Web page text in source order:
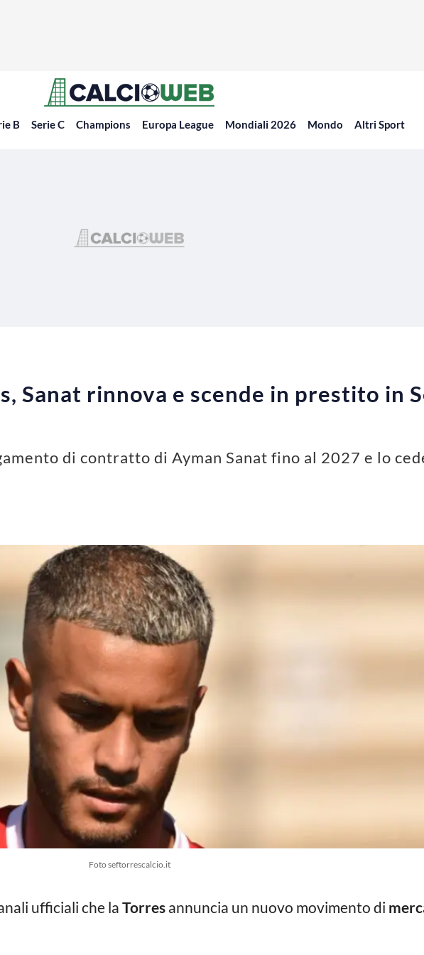
B Serie C Champions Europa League Mondiali 2026 Mondo Altri Sport
Sanat rinnova e scende in prestito in
di contratto di Ayman Sanat fino al 2027 e lo
Foto seftorrescalcio.it
ufficiali che la Torres annuncia un nuovo movimento di